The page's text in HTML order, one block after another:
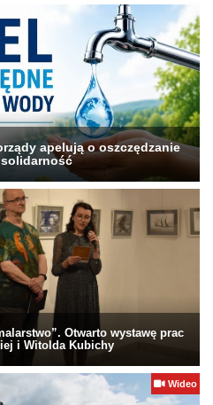
apelują o oszczędzanie
Otwarto wystawę prac
i Witolda Kubichy
Wideo